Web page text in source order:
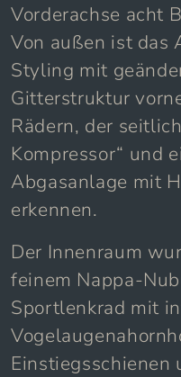
Vorderachse acht
Von außen ist das
Styling mit
Gitterstruktur
Rädern, der
Kompressor“ und
Abgasanlage mit
erkennen.
Der Innenraum
feinem Nappa-
Sportlenkrad mit
Einstiegsschienen